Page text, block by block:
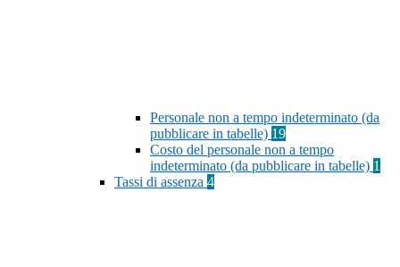
Personale non a tempo indeterminato (da
pubblicare in tabelle) 19
Costo del personale non a tempo
indeterminato (da pubblicare in tabelle) 1
Tassi di assenza 4